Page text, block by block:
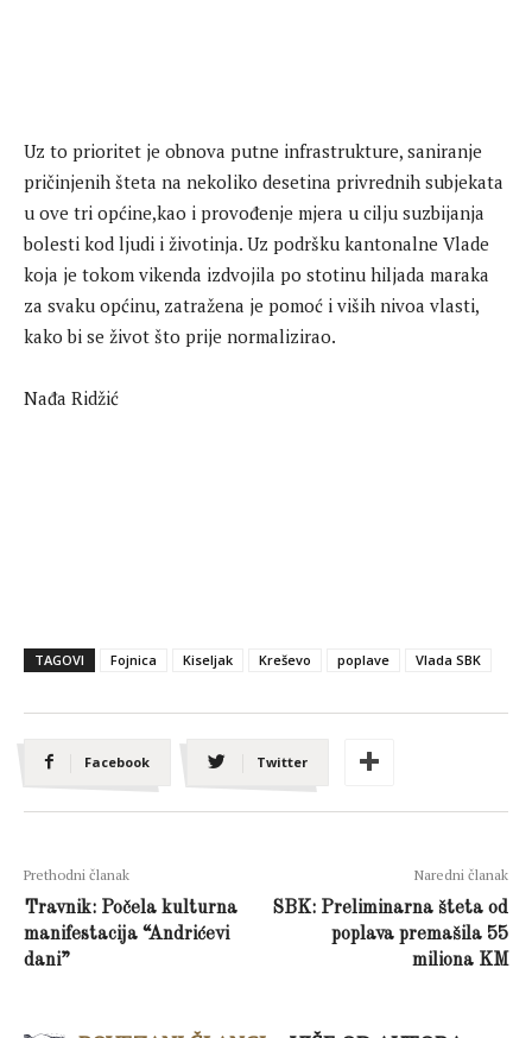
Uz to prioritet je obnova putne infrastrukture, saniranje
pričinjenih šteta na nekoliko desetina privrednih subjekata
u ove tri općine,kao i provođenje mjera u cilju suzbijanja
bolesti kod ljudi i životinja. Uz podršku kantonalne Vlade
koja je tokom vikenda izdvojila po stotinu hiljada maraka
za svaku općinu, zatražena je pomoć i viših nivoa vlasti,
kako bi se život što prije normalizirao.
Nađa Ridžić
TAGOVI Fojnica Kiseljak Kreševo poplave Vlada SBK
Facebook Twitter
Prethodni članak
Travnik: Počela kulturna
manifestacija “Andrićevi
dani”
Naredni članak
SBK: Preliminarna šteta od
poplava premašila 55
miliona KM